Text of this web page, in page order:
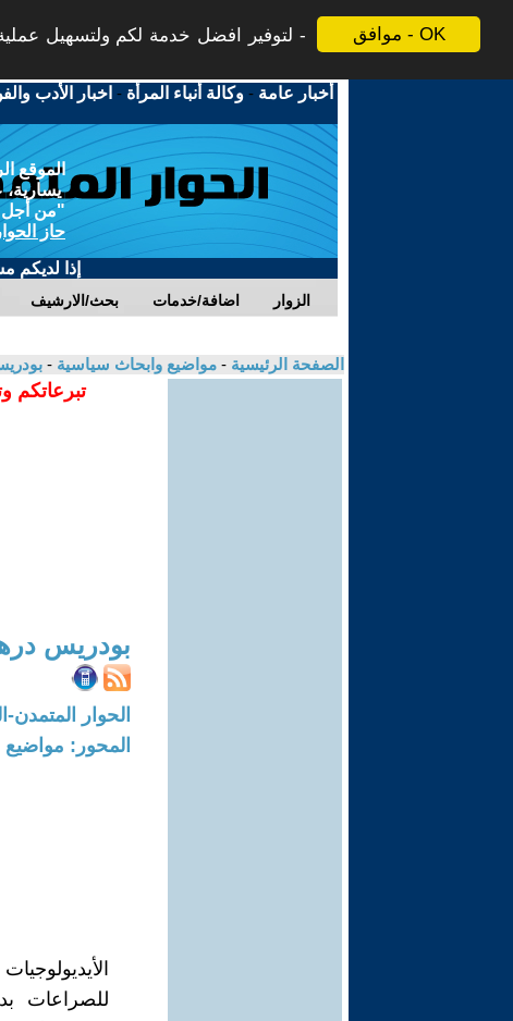
موافق - OK
لتوفير افضل خدمة لكم ولتسهيل
أخبار عامة -وكالة أنباء المرأة - اخبار الأدب
الموقع
يسارية،
"من أجل
حاز
إذا لديكم
بحث/الارشيف اضافة/خدمات الزوار
الصفحة الرئيسية - مواضيع وابحاث سياسية -
تبرعاتكم
بودريس
الحوار المتمدن-العدد: 5512 - 2017
المحور:
للصراعات